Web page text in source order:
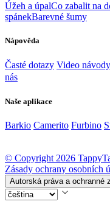
Úžeh a úpalCo zabalit na
spánekBarevné šumy
Nápověda
Časté dotazy Video návody
nás
Naše aplikace
Barkio Camerito Furbino
© Copyright 2026
Zásady ochrany osobních
Autorská práva a ochranné